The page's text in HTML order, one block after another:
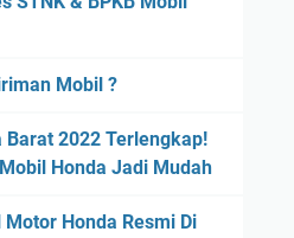
Mobil ?
Barat 2022 Terlengkap!
Honda Jadi Mudah
Motor Honda Resmi Di